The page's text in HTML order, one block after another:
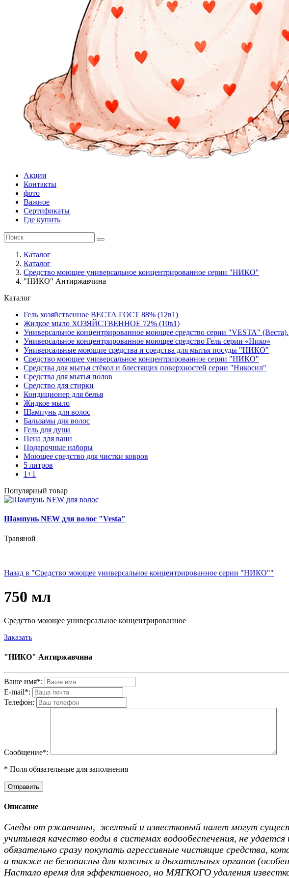
Акции
Контакты
фото
Важное
Сертификаты
Где купить
Каталог
Каталог
Средство моющее универсальное концентрированное серии "НИКО"
"НИКО" Антиржавчина
Каталог
Гель хозяйственное ВЕСТА ГОСТ 88% (12в1)
Жидкое мыло ХОЗЯЙСТВЕННОЕ 72% (10в1)
Универсальное концентрированное моющее средство серии "VESTA" (Веста).
Универсальное концентрированное моющее средство Гель серии «Нико»
Универсальные моющие средства и средства для мытья посуды "НИКО"
Средство моющее универсальное концентрированное серии "НИКО"
Средства для мытья стёкол и блестящих поверхностей серии "Никосил"
Средства для мытья полов
Средство для стирки
Кондиционер для белья
Жидкое мыло
Шампунь для волос
Бальзамы для волос
Гель для душа
Пена для ванн
Подарочные наборы
Моющее средство для чистки ковров
5 литров
1+1
Популярный товар
Шампунь NEW для волос "Vesta"
Травяной
Назад в "Средство моющее универсальное концентрированное серии "НИКО""
750 мл
Средство моющее универсальное концентрированное
Заказать
"НИКО" Антиржавчина
Ваше имя*:
E-mail*:
Телефон:
Cообщениe*:
* Поля обязательные для заполнения
Описание
Следы от ржавчины, желтый и известковый налет могут
учитывая качество воды в системах водообеспечения, не
обязательно сразу покупать агрессивные чистящие средства,
а также не безопасны для кожных и дыхательных органов
Настало время для эффективного, но МЯГКОГО удаления